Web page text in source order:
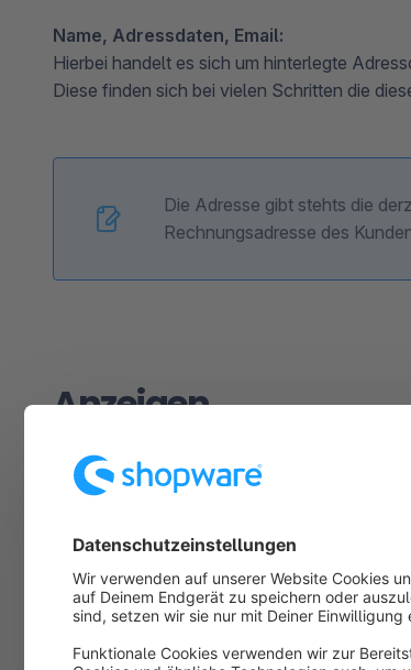
Name, Adressdaten, Email:
Hierbei handelt es sich um hinterlegte
Diese finden sich bei vielen Schritten die
Die Adresse gibt stehts die
Rechnungsadresse des
Anzeigen
Bei einem Klick innerhalb des Kontextmenüs
sich eine detaillierte Übersicht.